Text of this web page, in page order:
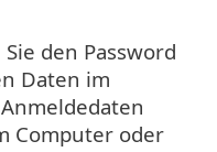
den Password
Daten im
Computer oder